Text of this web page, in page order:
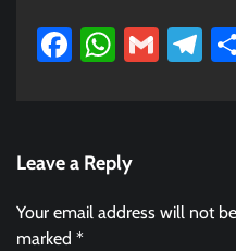
Facebook
Leave a Reply
Your email address will not
marked *